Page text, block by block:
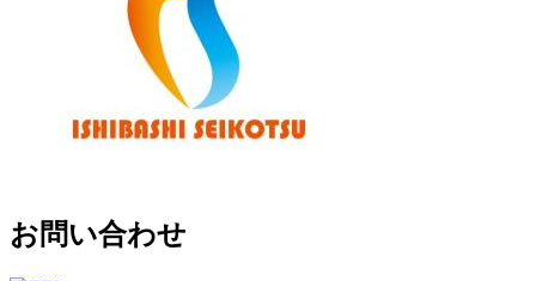
お問い合わせ